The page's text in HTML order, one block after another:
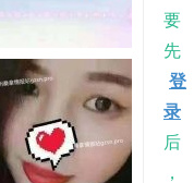
要
先
登
录
后
，